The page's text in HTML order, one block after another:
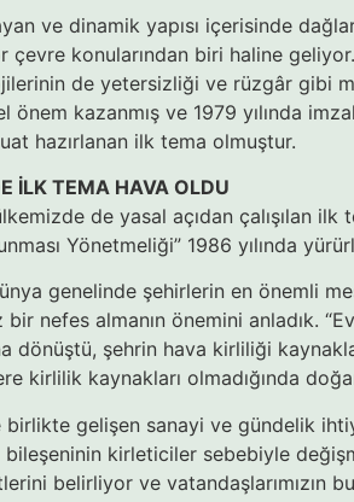
ve dinamik yapısı içerisinde
konularından biri haline
de yetersizliği ve rüzgâr gibi
önem kazanmış ve 1979 yılında
hazırlanan ilk tema olmuştur.
İLK TEMA HAVA OLDU
de yasal açıdan çalışılan ilk
Yönetmeliği” 1986 yılında
genelinde şehirlerin en önemli
nefes almanın önemini anladık.
dönüştü, şehrin hava kirliliği
kirlilik kaynakları olmadığında
gelişen sanayi ve gündelik
bileşeninin kirleticiler sebebiyle
belirliyor ve vatandaşlarımızın